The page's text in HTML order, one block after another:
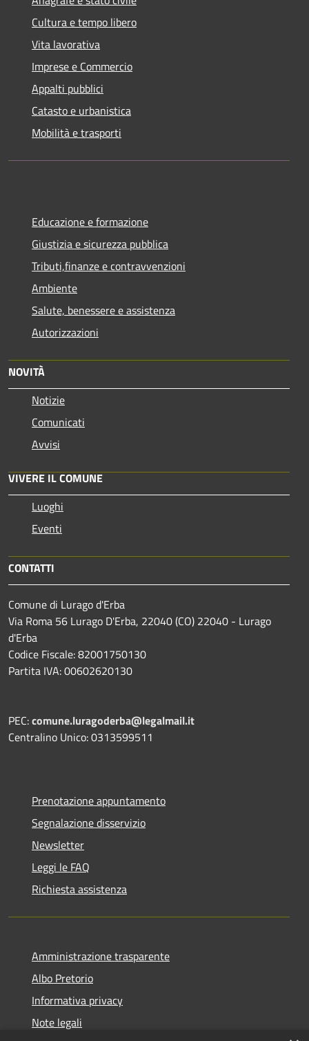
Cultura e tempo libero
Vita lavorativa
Imprese e Commercio
Appalti pubblici
Catasto e urbanistica
Mobilità e trasporti
Educazione e formazione
Giustizia e sicurezza pubblica
Tributi,finanze e contravvenzioni
Ambiente
Salute, benessere e assistenza
Autorizzazioni
NOVITÀ
Notizie
Comunicati
Avvisi
VIVERE IL COMUNE
Luoghi
Eventi
CONTATTI
Comune di Lurago d'Erba
Via Roma 56 Lurago D'Erba, 22040 (CO) 22040 - Lurago
d'Erba
Codice Fiscale: 82001750130
Partita IVA: 00602620130
PEC:comune.luragoderba@legalmail.it
Centralino Unico: 0313599511
Prenotazione appuntamento
Segnalazione disservizio
Newsletter
Leggi le FAQ
Richiesta assistenza
Amministrazione trasparente
Albo Pretorio
Informativa privacy
Note legali